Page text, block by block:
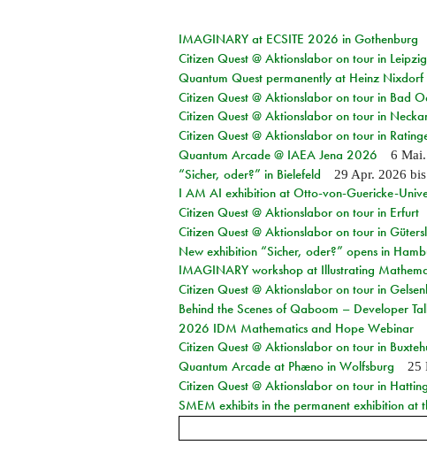
IMAGINARY at ECSITE 2026 in Gothenburg
Citizen Quest @ Aktionslabor on tour in
Quantum Quest permanently at Heinz Nixdorf
Citizen Quest @ Aktionslabor on tour in Bad
Citizen Quest @ Aktionslabor on tour in
Citizen Quest @ Aktionslabor on tour in
Quantum Arcade @ IAEA Jena 2026 6
“Sicher, oder?” in Bielefeld 29 Apr. 2026 bis
I AM AI exhibition at Otto-von-Guericke-
Citizen Quest @ Aktionslabor on tour in Erfurt
Citizen Quest @ Aktionslabor on tour in
New exhibition “Sicher, oder?” opens in
IMAGINARY workshop at Illustrating
Citizen Quest @ Aktionslabor on tour in
Behind the Scenes of Qaboom – Developer
2026 IDM Mathematics and Hope Webinar
Citizen Quest @ Aktionslabor on tour in
Quantum Arcade at Phæno in Wolfsburg 25
Citizen Quest @ Aktionslabor on tour in
SMEM exhibits in the permanent exhibition at